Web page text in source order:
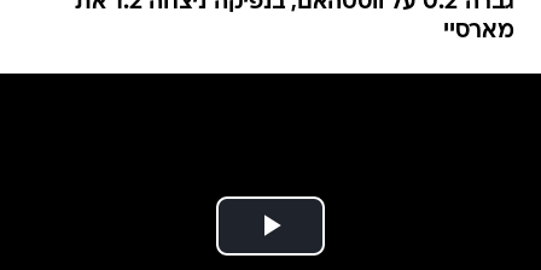
מארסיי